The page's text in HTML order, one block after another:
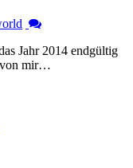
Jahr 2014 endgültig
von mir…